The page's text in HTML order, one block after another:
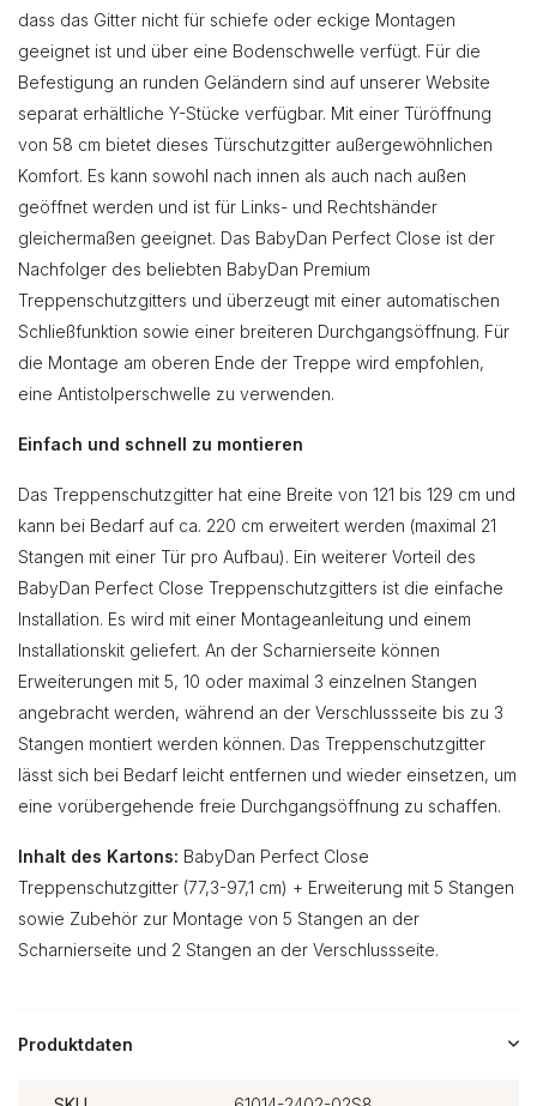
dass das Gitter nicht für schiefe oder eckige Montagen
geeignet ist und über eine Bodenschwelle verfügt. Für die
Befestigung an runden Geländern sind auf unserer Website
separat erhältliche Y-Stücke verfügbar. Mit einer Türöffnung
von 58 cm bietet dieses Türschutzgitter außergewöhnlichen
Komfort. Es kann sowohl nach innen als auch nach außen
geöffnet werden und ist für Links- und Rechtshänder
gleichermaßen geeignet. Das BabyDan Perfect Close ist der
Nachfolger des beliebten BabyDan Premium
Treppenschutzgitters und überzeugt mit einer automatischen
Schließfunktion sowie einer breiteren Durchgangsöffnung. Für
die Montage am oberen Ende der Treppe wird empfohlen,
eine Antistolperschwelle zu verwenden.
Einfach und schnell zu montieren
Das Treppenschutzgitter hat eine Breite von 121 bis 129 cm und
kann bei Bedarf auf ca. 220 cm erweitert werden (maximal 21
Stangen mit einer Tür pro Aufbau). Ein weiterer Vorteil des
BabyDan Perfect Close Treppenschutzgitters ist die einfache
Installation. Es wird mit einer Montageanleitung und einem
Installationskit geliefert. An der Scharnierseite können
Erweiterungen mit 5, 10 oder maximal 3 einzelnen Stangen
angebracht werden, während an der Verschlussseite bis zu 3
Stangen montiert werden können. Das Treppenschutzgitter
lässt sich bei Bedarf leicht entfernen und wieder einsetzen, um
eine vorübergehende freie Durchgangsöffnung zu schaffen.
Inhalt des Kartons: BabyDan Perfect Close
Treppenschutzgitter (77,3-97,1 cm) + Erweiterung mit 5 Stangen
sowie Zubehör zur Montage von 5 Stangen an der
Scharnierseite und 2 Stangen an der Verschlussseite.
Produktdaten